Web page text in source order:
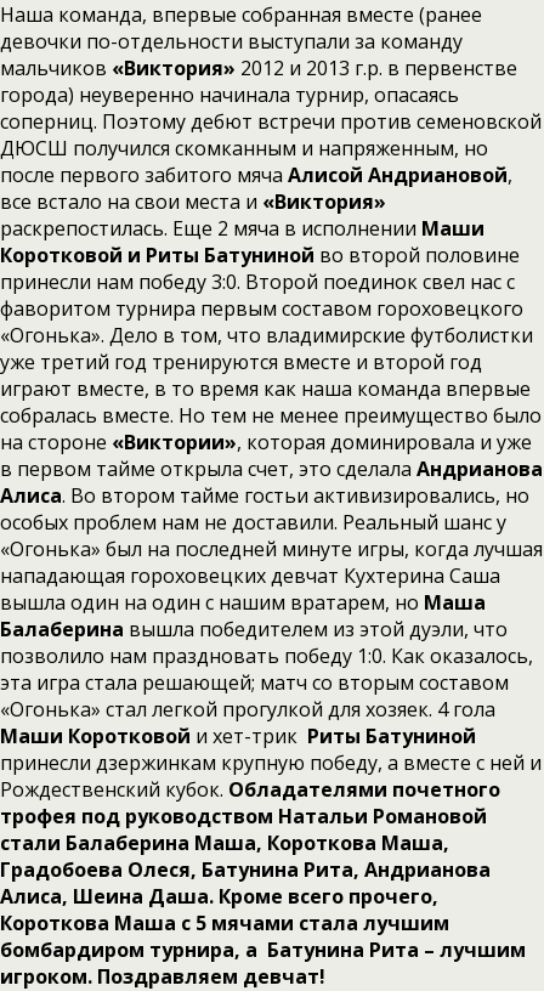
Наша команда, впервые собранная вместе (ранее
девочки по-отдельности выступали за команду
мальчиков «Виктория» 2012 и 2013 г.р. в первенстве
города) неуверенно начинала турнир, опасаясь
соперниц. Поэтому дебют встречи против семеновской
ДЮСШ получился скомканным и напряженным, но
после первого забитого мяча Алисой Андриановой,
все встало на свои места и «Виктория»
раскрепостилась. Еще 2 мяча в исполнении Маши
Коротковой и Риты Батуниной во второй половине
принесли нам победу 3:0. Второй поединок свел нас с
фаворитом турнира первым составом гороховецкого
«Огонька». Дело в том, что владимирские футболистки
уже третий год тренируются вместе и второй год
играют вместе, в то время как наша команда впервые
собралась вместе. Но тем не менее преимущество было
на стороне «Виктории», которая доминировала и уже
в первом тайме открыла счет, это сделала Андрианова
Алиса. Во втором тайме гостьи активизировались, но
особых проблем нам не доставили. Реальный шанс у
«Огонька» был на последней минуте игры, когда лучшая
нападающая гороховецких девчат Кухтерина Саша
вышла один на один с нашим вратарем, но Маша
Балаберина вышла победителем из этой дуэли, что
позволило нам праздновать победу 1:0. Как оказалось,
эта игра стала решающей; матч со вторым составом
«Огонька» стал легкой прогулкой для хозяек. 4 гола
Маши Коротковой и хет-трик Риты Батуниной
принесли дзержинкам крупную победу, а вместе с ней и
Рождественский кубок. Обладателями почетного
трофея под руководством Натальи Романовой
стали Балаберина Маша, Короткова Маша,
Градобоева Олеся, Батунина Рита, Андрианова
Алиса, Шеина Даша. Кроме всего прочего,
Короткова Маша с 5 мячами стала лучшим
бомбардиром турнира, а Батунина Рита – лучшим
игроком. Поздравляем девчат!